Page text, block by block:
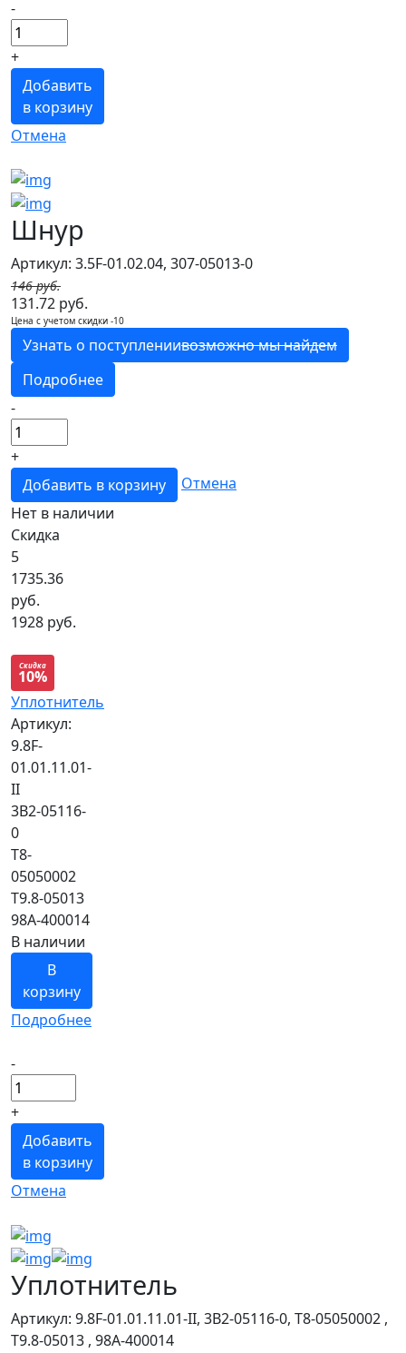
-
+
Добавить
в корзину
Отмена
Шнур
Артикул: 3.5F-01.02.04, 307-05013-0
146 руб.
131.72 руб.
Цена с учетом скидки -10
Узнать о поступлениивозможно мы найдем
Подробнее
-
+
Добавить в корзину
Отмена
Нет в наличии
Скидка
5
1735.36
руб.
1928 руб.
Скидка
10%
Уплотнитель
Артикул:
9.8F-
01.01.11.01-
II
3B2-05116-
0
T8-
05050002
T9.8-05013
98A-400014
В наличии
В
корзину
Подробнее
-
+
Добавить
в корзину
Отмена
Уплотнитель
Артикул: 9.8F-01.01.11.01-II, 3B2-05116-0, T8-05050002 ,
T9.8-05013 , 98A-400014